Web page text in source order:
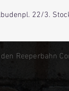
22/3.
Reeperbahn